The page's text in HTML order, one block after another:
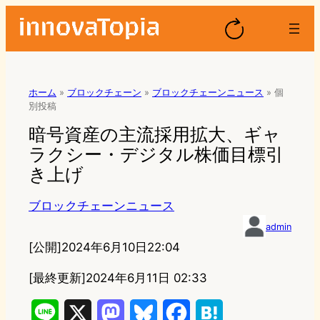
ホーム » ブロックチェーン » ブロックチェーンニュース » 個
別投稿
暗号資産の主流採用拡大、ギャ
ラクシー・デジタル株価目標引
き上げ
ブロックチェーンニュース
admin
[公開]2024年6月10日22:04
[最終更新]2024年6月11日 02:33